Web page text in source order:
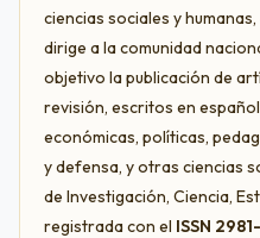
ciencias sociales y
dirige a la comunidad
objetivo la publicación de
revisión, escritos en
económicas, políticas,
y defensa, y otras ciencias
de Investigación, Ciencia,
registrada con el ISSN